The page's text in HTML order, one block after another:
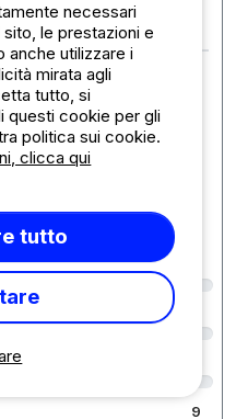
plaisir.
9
necessari
le prestazioni e
anche utilizzare i
mirata agli
tutto, si
questi cookie per gli
politica sui cookie.
clicca qui
tutto